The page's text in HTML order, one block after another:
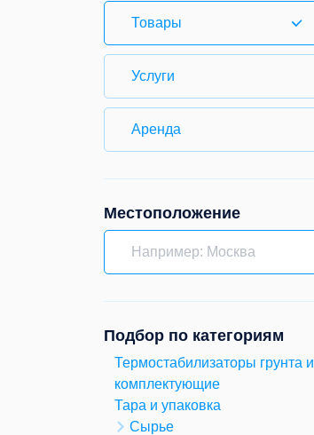
Товары
Услуги
Аренда
Местоположение
Подбор по категориям
Термостабилизаторы грунта и
комплектующие
Тара и упаковка
Сырье